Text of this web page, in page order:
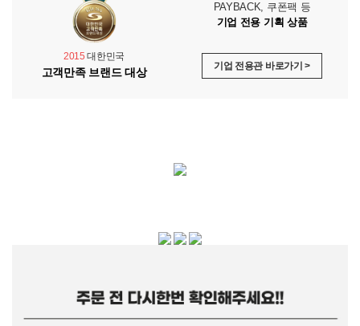
2015 대한민국
고객만족 브랜드 대상
PAYBACK, 쿠폰팩 등
기업 전용 기획 상품
기업 전용관 바로가기 >